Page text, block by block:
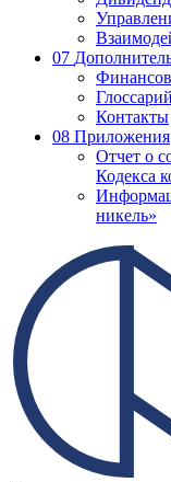
07
Глоссарий
Контакты
08 Приложения
Отчет о
Кодекса
никель»